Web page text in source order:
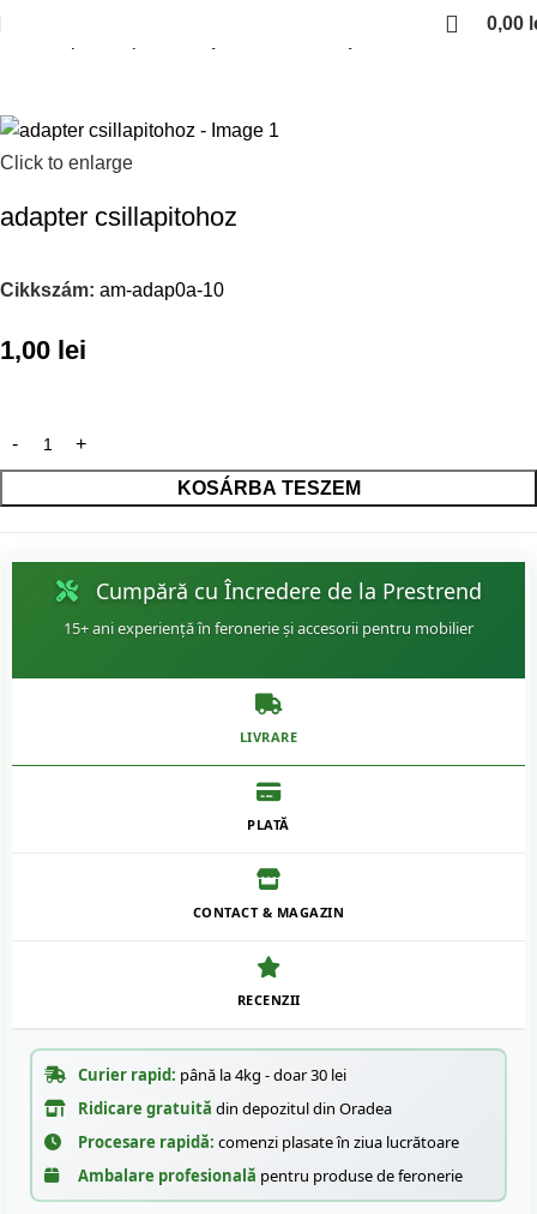
0,00
Click to enlarge
adapter csillapitohoz
Cikkszám: am-adap0a-10
1,00 lei
KOSÁRBA TESZEM
Cumpără cu Încredere de la Prestrend
15+ ani experiență în feronerie și accesorii pentru mobilier
LIVRARE
PLATĂ
CONTACT & MAGAZIN
RECENZII
Curier rapid: până la 4kg - doar 30 lei
Ridicare gratuită din depozitul din Oradea
Procesare rapidă: comenzi plasate în ziua lucrătoare
Ambalare profesională pentru produse de feronerie